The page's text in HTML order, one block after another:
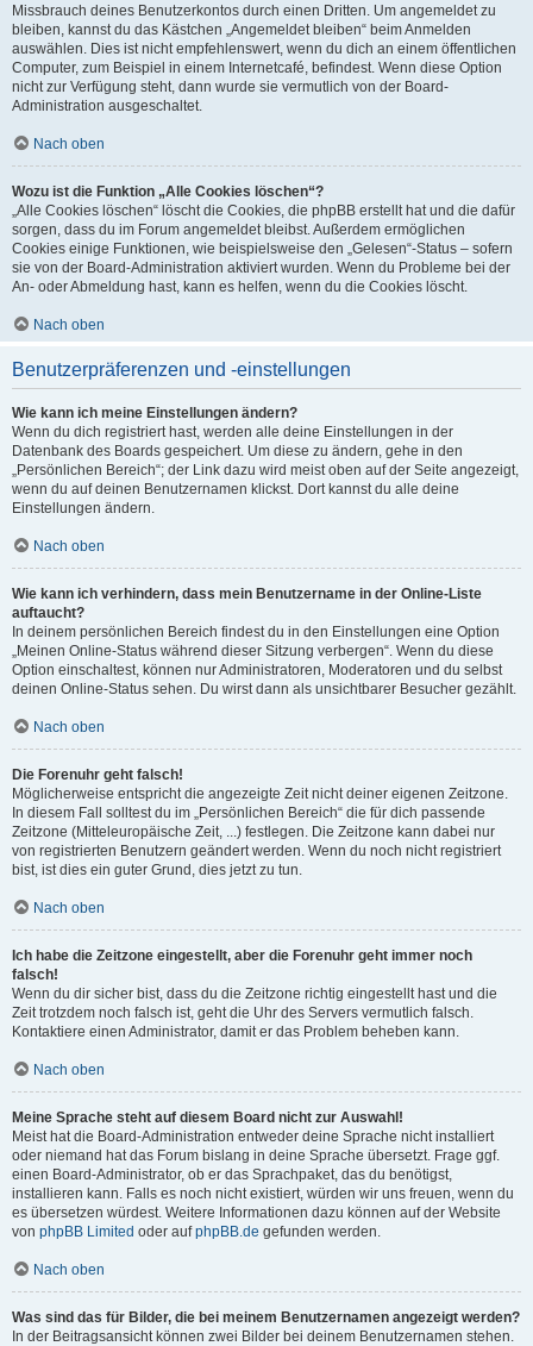
Missbrauch deines Benutzerkontos durch einen Dritten. Um angemeldet zu
bleiben, kannst du das Kästchen „Angemeldet bleiben“ beim Anmelden
auswählen. Dies ist nicht empfehlenswert, wenn du dich an einem öffentlichen
Computer, zum Beispiel in einem Internetcafé, befindest. Wenn diese Option
nicht zur Verfügung steht, dann wurde sie vermutlich von der Board-
Administration ausgeschaltet.
Nach oben
Wozu ist die Funktion „Alle Cookies löschen“?
„Alle Cookies löschen“ löscht die Cookies, die phpBB erstellt hat und die dafür
sorgen, dass du im Forum angemeldet bleibst. Außerdem ermöglichen
Cookies einige Funktionen, wie beispielsweise den „Gelesen“-Status – sofern
sie von der Board-Administration aktiviert wurden. Wenn du Probleme bei der
An- oder Abmeldung hast, kann es helfen, wenn du die Cookies löscht.
Nach oben
Benutzerpräferenzen und -einstellungen
Wie kann ich meine Einstellungen ändern?
Wenn du dich registriert hast, werden alle deine Einstellungen in der
Datenbank des Boards gespeichert. Um diese zu ändern, gehe in den
„Persönlichen Bereich“; der Link dazu wird meist oben auf der Seite angezeigt,
wenn du auf deinen Benutzernamen klickst. Dort kannst du alle deine
Einstellungen ändern.
Nach oben
Wie kann ich verhindern, dass mein Benutzername in der Online-Liste
auftaucht?
In deinem persönlichen Bereich findest du in den Einstellungen eine Option
„Meinen Online-Status während dieser Sitzung verbergen“. Wenn du diese
Option einschaltest, können nur Administratoren, Moderatoren und du selbst
deinen Online-Status sehen. Du wirst dann als unsichtbarer Besucher gezählt.
Nach oben
Die Forenuhr geht falsch!
Möglicherweise entspricht die angezeigte Zeit nicht deiner eigenen Zeitzone.
In diesem Fall solltest du im „Persönlichen Bereich“ die für dich passende
Zeitzone (Mitteleuropäische Zeit, ...) festlegen. Die Zeitzone kann dabei nur
von registrierten Benutzern geändert werden. Wenn du noch nicht registriert
bist, ist dies ein guter Grund, dies jetzt zu tun.
Nach oben
Ich habe die Zeitzone eingestellt, aber die Forenuhr geht immer noch
falsch!
Wenn du dir sicher bist, dass du die Zeitzone richtig eingestellt hast und die
Zeit trotzdem noch falsch ist, geht die Uhr des Servers vermutlich falsch.
Kontaktiere einen Administrator, damit er das Problem beheben kann.
Nach oben
Meine Sprache steht auf diesem Board nicht zur Auswahl!
Meist hat die Board-Administration entweder deine Sprache nicht installiert
oder niemand hat das Forum bislang in deine Sprache übersetzt. Frage ggf.
einen Board-Administrator, ob er das Sprachpaket, das du benötigst,
installieren kann. Falls es noch nicht existiert, würden wir uns freuen, wenn du
es übersetzen würdest. Weitere Informationen dazu können auf der Website
von phpBB Limited oder aufphpBB.de gefunden werden.
Nach oben
Was sind das für Bilder, die bei meinem Benutzernamen angezeigt werden?
In der Beitragsansicht können zwei Bilder bei deinem Benutzernamen stehen.